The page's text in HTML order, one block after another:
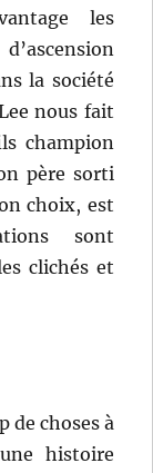
les
la société
nous fait
champion
père sorti
choix, est
sont
clichés et
de choses à
histoire